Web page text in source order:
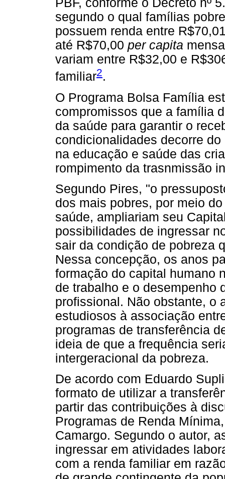
PBF, conforme o Decreto nº
segundo o qual famílias
possuem renda entre
até R$70,00 per capita
variam entre R$32,00 e
familiar2.
O Programa Bolsa Família
compromissos que a família
da saúde para garantir o
condicionalidades decorre
na educação e saúde das
rompimento da trasnmissão
Segundo Pires, "o
dos mais pobres, por meio
saúde, ampliariam seu
possibilidades de ingressar
sair da condição de pobreza
Nessa concepção, os anos
formação do capital humano
de trabalho e o desempenho
profissional. Não obstante, o
estudiosos à associação
programas de transferência
ideia de que a frequência
intergeracional da pobreza.
De acordo com Eduardo
formato de utilizar a
partir das contribuições à
Programas de Renda
Camargo. Segundo o autor,
ingressar em atividades
com a renda familiar em